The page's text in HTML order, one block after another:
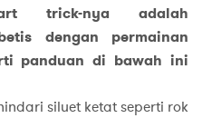
trick-nya adalah
dengan permainan
panduan di bawah ini
siluet ketat seperti rok